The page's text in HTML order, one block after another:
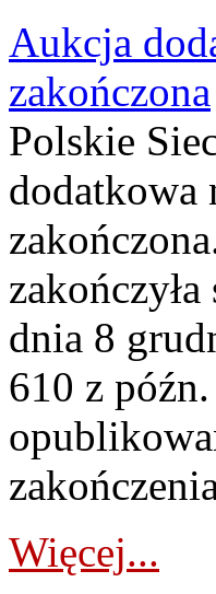
Aukcja
zakończona
Polskie
dodatkowa
dnia 8
610 z
Więcej...